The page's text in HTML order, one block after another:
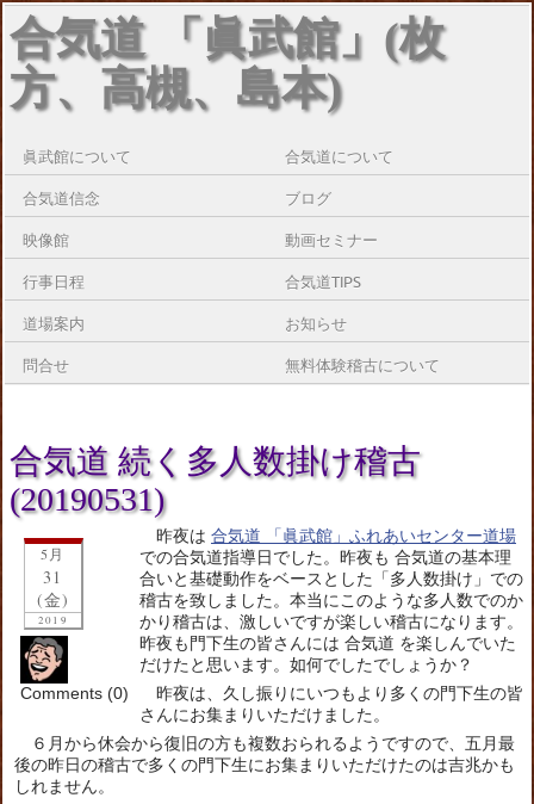
合気道 「眞武館」(枚
方、高槻、島本)
眞武館について 合気道について
合気道信念 ブログ
映像館 動画セミナー
行事日程 合気道TIPS
道場案内 お知らせ
問合せ 無料体験稽古について
合気道 続く多人数掛け稽古
(20190531)
5月
31
(金)
2019
Comments (0)
昨夜は 合気道 「眞武館」ふれあいセンター道場
での合気道指導日でした。昨夜も 合気道の基本理
合いと基礎動作をベースとした「多人数掛け」での
稽古を致しました。本当にこのような多人数でのか
かり稽古は、激しいですが楽しい稽古になります。
昨夜も門下生の皆さんには 合気道 を楽しんでいた
だけたと思います。如何でしたでしょうか？
昨夜は、久し振りにいつもより多くの門下生の皆
さんにお集まりいただけました。
６月から休会から復旧の方も複数おられるようですので、五月最
後の昨日の稽古で多くの門下生にお集まりいただけたのは吉兆かも
しれません。